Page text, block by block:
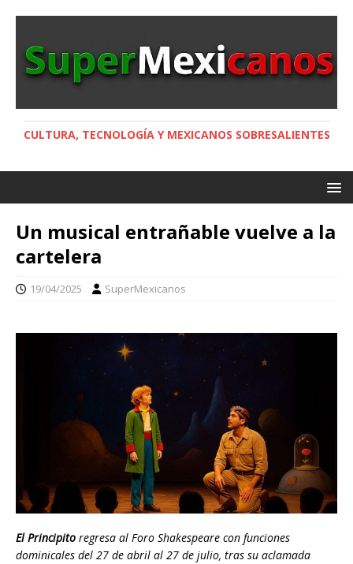
CULTURA, TECNOLOGÍA Y MEXICANOS SOBRESALIENTES
Un musical entrañable vuelve a la
cartelera
19/04/2025 SuperMexicanos
El Principito regresa al Foro Shakespeare con funciones
dominicales del 27 de abril al 27 de julio, tras su aclamada